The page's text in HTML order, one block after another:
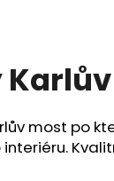
most po